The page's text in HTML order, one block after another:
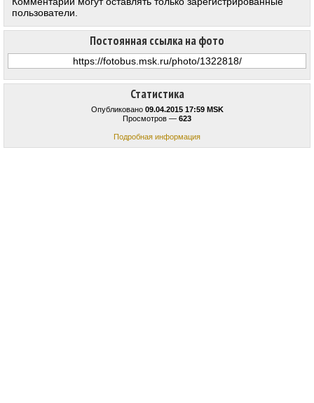
Статистика
Опубликовано 09.04.2015 17:59 MSK
Просмотров — 623
Подробная информация
Постоянная ссылка на фото
пользователи.